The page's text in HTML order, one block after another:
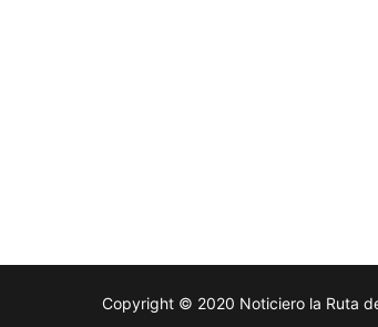
Copyright © 2020 Noticiero la Ruta